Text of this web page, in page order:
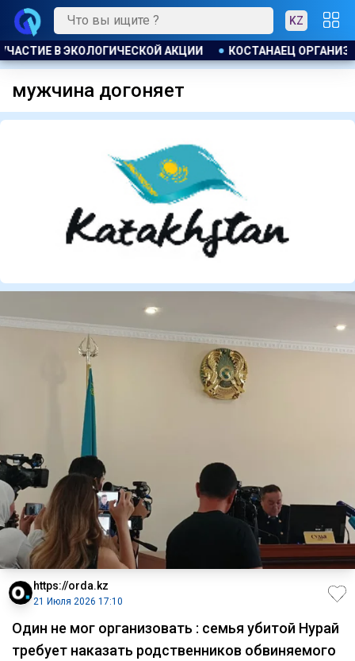
KZ
В ЭКОЛОГИЧЕСКОЙ АКЦИИ КОСТАНАЕЦ
мужчина догоняет
https://orda.kz
21 Июля 2026 17:10
Один не мог организовать : семья убитой Нурай
требует наказать родственников обвиняемого